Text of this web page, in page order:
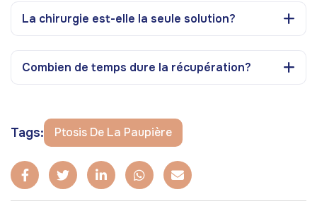
La chirurgie est-elle la seule solution?
Combien de temps dure la récupération?
Tags: Ptosis De La Paupière